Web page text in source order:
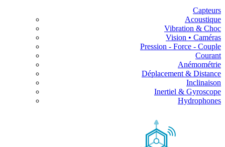
Capteurs
Acoustique
Vibration & Choc
Vision • Caméras
Pression - Force - Couple
Courant
Anémométrie
Déplacement & Distance
Inclinaison
Inertiel & Gyroscope
Hydrophones